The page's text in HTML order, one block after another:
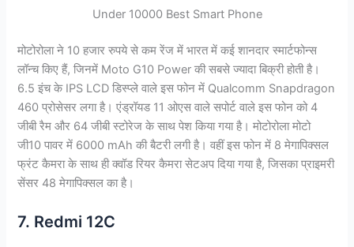
Under 10000 Best Smart Phone
मोटोरोला ने 10 हजार रुपये से कम रेंज में भारत में कई शानदार स्मार्टफोन्स
लॉन्च किए हैं, जिनमें Moto G10 Power की सबसे ज्यादा बिक्री होती है।
6.5 इंच के IPS LCD डिस्प्ले वाले इस फोन में Qualcomm Snapdragon
460 प्रोसेसर लगा है। एंड्रॉयड 11 ओएस वाले सपोर्ट वाले इस फोन को 4
जीबी रैम और 64 जीबी स्टोरेज के साथ पेश किया गया है। मोटोरोला मोटो
जी10 पावर में 6000 mAh की बैटरी लगी है। वहीं इस फोन में 8 मेगापिक्सल
फ्रंट कैमरा के साथ ही क्वॉड रियर कैमरा सेटअप दिया गया है, जिसका प्राइमरी
सेंसर 48 मेगापिक्सल का है।
7. Redmi 12C